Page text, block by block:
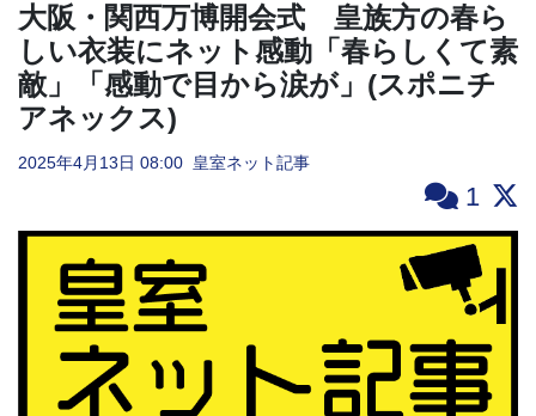
大阪・関西万博開会式 皇族方の春ら
しい衣装にネット感動「春らしくて素
敵」「感動で目から涙が」(スポニチ
アネックス)
2025年4月13日 08:00 皇室ネット記事
1